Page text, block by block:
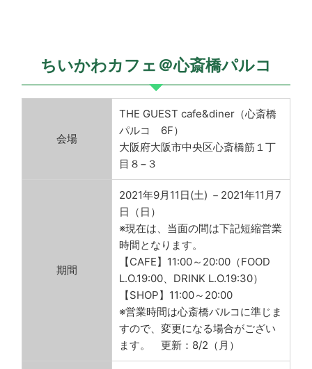
ちいかわカフェ＠心斎橋パルコ
会場
THE GUEST cafe&diner（心斎橋
パルコ 6F）
大阪府大阪市中央区心斎橋筋１丁
目８−３
期間
2021年9月11日(土) －2021年11月7
日（日）
※現在は、当面の間は下記短縮営業
時間となります。
【CAFE】11:00～20:00（FOOD
L.O.19:00、DRINK L.O.19:30）
【SHOP】11:00～20:00
※営業時間は心斎橋パルコに準じま
すので、変更になる場合がござい
ます。 更新：8/2（月）